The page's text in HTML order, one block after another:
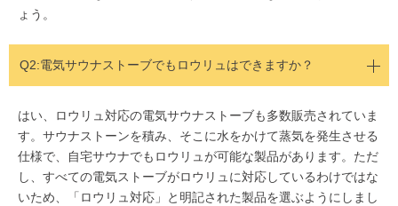
ょう。
Q2:電気サウナストーブでもロウリュはできますか？
はい、ロウリュ対応の電気サウナストーブも多数販売されていま
す。サウナストーンを積み、そこに水をかけて蒸気を発生させる
仕様で、自宅サウナでもロウリュが可能な製品があります。ただ
し、すべての電気ストーブがロウリュに対応しているわけではな
いため、「ロウリュ対応」と明記された製品を選ぶようにしまし